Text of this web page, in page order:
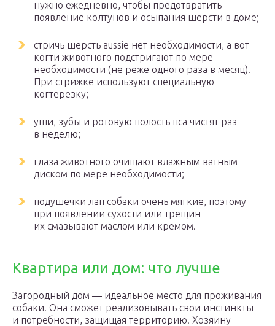
нужно ежедневно, чтобы предотвратить
появление колтунов и осыпания шерсти в доме;
стричь шерсть aussie нет необходимости, а вот
когти животного подстригают по мере
необходимости (не реже одного раза в месяц).
При стрижке используют специальную
когтерезку;
уши, зубы и ротовую полость пса чистят раз
в неделю;
глаза животного очищают влажным ватным
диском по мере необходимости;
подушечки лап собаки очень мягкие, поэтому
при появлении сухости или трещин
их смазывают маслом или кремом.
Квартира или дом: что лучше
Загородный дом — идеальное место для проживания
собаки. Она сможет реализовывать свои инстинкты
и потребности, защищая территорию. Хозяину